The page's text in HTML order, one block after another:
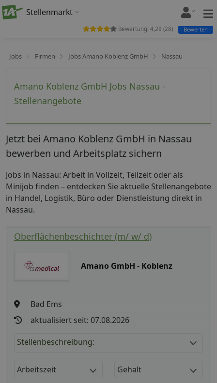
Stellenmarkt
Jobs Firmen Jobs Amano Koblenz GmbH Nassau
Amano Koblenz GmbH Jobs Nassau -
Stellenangebote
Bewertung: 4,29 (28) Bewerten
Jetzt bei Amano Koblenz GmbH in Nassau
bewerben und Arbeitsplatz sichern
Jobs in Nassau: Arbeit in Vollzeit, Teilzeit oder als
Minijob finden – entdecken Sie aktuelle Stellenangebote
in Handel, Logistik, Büro oder Dienstleistung direkt in
Nassau.
Oberflächenbeschichter (m/ w/ d)
Amano GmbH - Koblenz
Bad Ems
aktualisiert seit: 07.08.2026
Stellenbeschreibung:
Arbeitszeit Gehalt